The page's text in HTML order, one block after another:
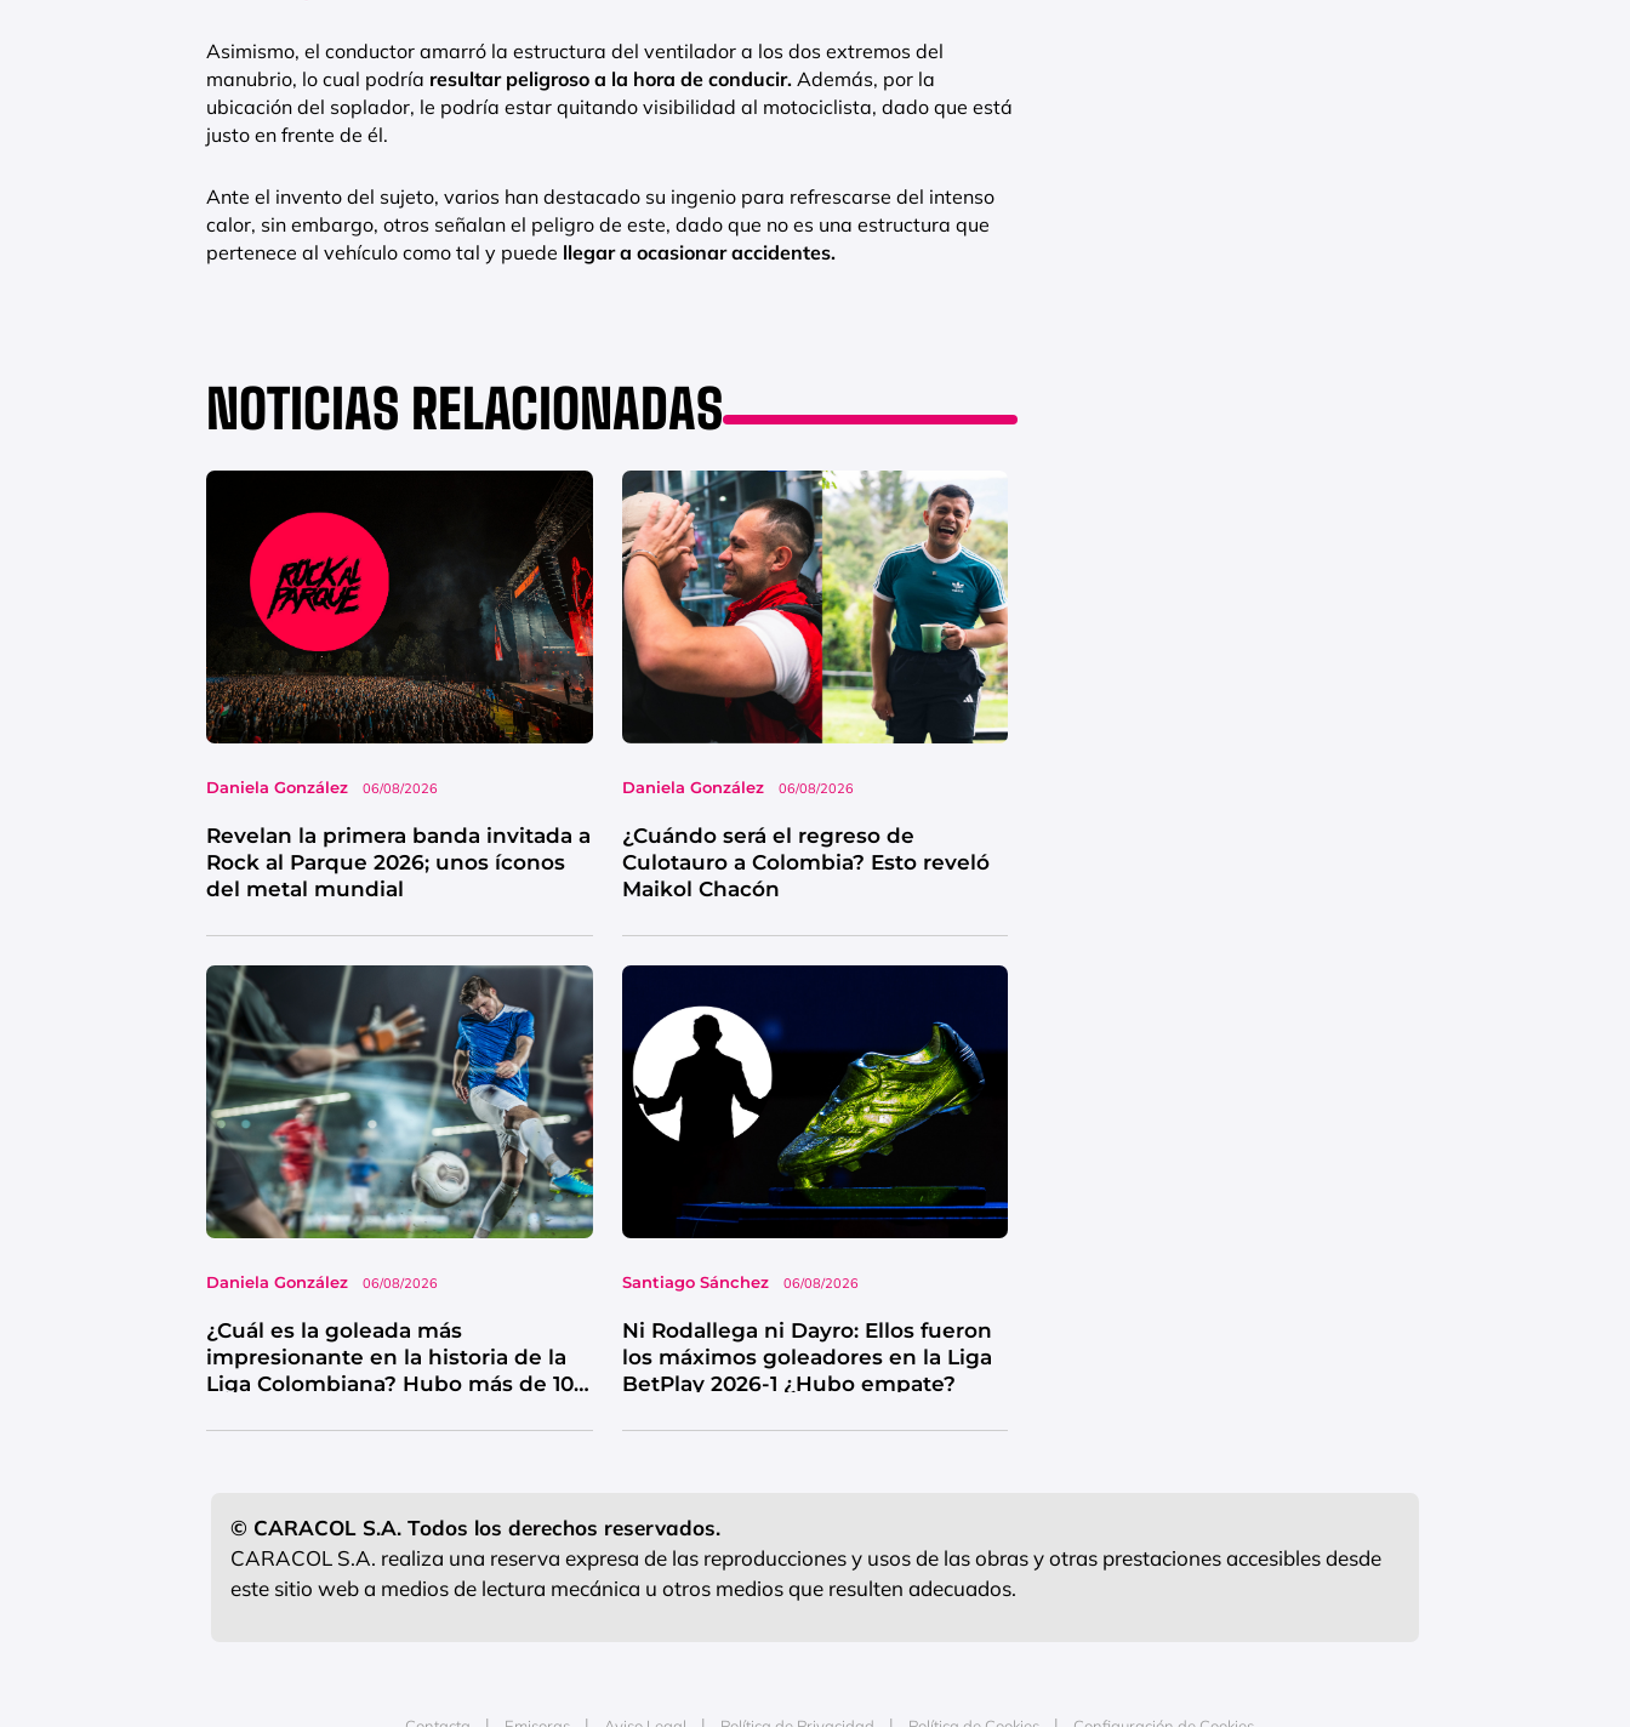
Asimismo, el conductor amarró la estructura del ventilador a los dos extremos del
manubrio, lo cual podría resultar peligroso a la hora de conducir. Además, por la
ubicación del soplador, le podría estar quitando visibilidad al motociclista, dado que está
justo en frente de él.
Ante el invento del sujeto, varios han destacado su ingenio para refrescarse del intenso
calor, sin embargo, otros señalan el peligro de este, dado que no es una estructura que
pertenece al vehículo como tal y puede llegar a ocasionar accidentes.
NOTICIAS RELACIONADAS
Daniela González 06/08/2026
Revelan la primera banda invitada a
Rock al Parque 2026; unos íconos
del metal mundial
Daniela González 06/08/2026
¿Cuándo será el regreso de
Culotauro a Colombia? Esto reveló
Maikol Chacón
Daniela González 06/08/2026
¿Cuál es la goleada más
impresionante en la historia de la
Liga Colombiana? Hubo más de 10
Santiago Sánchez 06/08/2026
Ni Rodallega ni Dayro: Ellos fueron
los máximos goleadores en la Liga
BetPlay 2026-1 ¿Hubo empate?
© CARACOL S.A. Todos los derechos reservados.
CARACOL S.A. realiza una reserva expresa de las reproducciones y usos de las obras y otras prestaciones accesibles desde
este sitio web a medios de lectura mecánica u otros medios que resulten adecuados.